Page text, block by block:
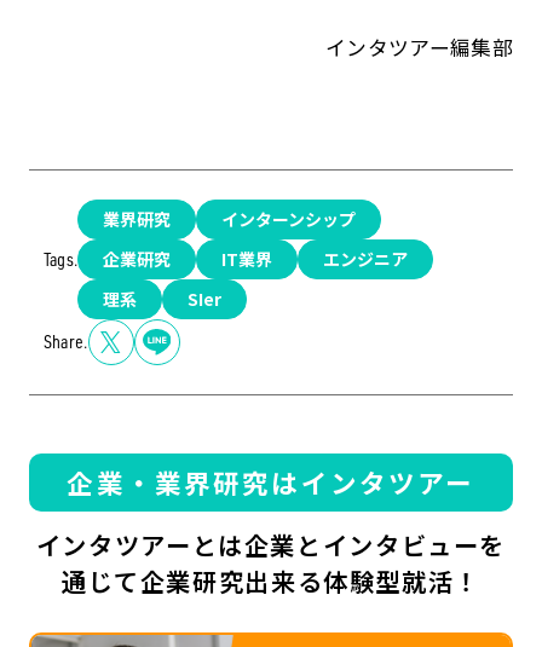
インタツアー編集部
Tags.
業界研究
インターンシップ
企業研究
IT業界
エンジニア
理系
SIer
Share.
企業・業界研究はインタツアー
インタツアーとは企業とインタビューを
通じて企業研究出来る体験型就活！